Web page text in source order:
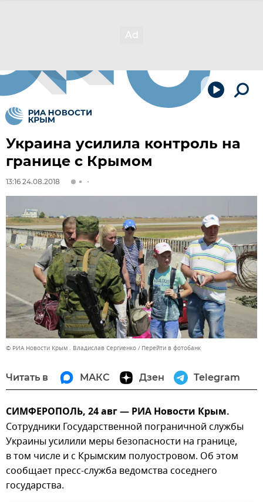
Украина усилила контроль на
границе с Крымом
13:16 24.08.2018
© РИА Новости Крым . Владислав Сергиенко Перейти в фотобанк
Читать в МАКС Дзен Telegram
СИМФЕРОПОЛЬ, 24 авг — РИА Новости Крым.
Сотрудники Государственной пограничной службы
Украины усилили меры безопасности на границе,
в том числе и с Крымским полуостровом. Об этом
сообщает пресс-служба ведомства соседнего
государства.